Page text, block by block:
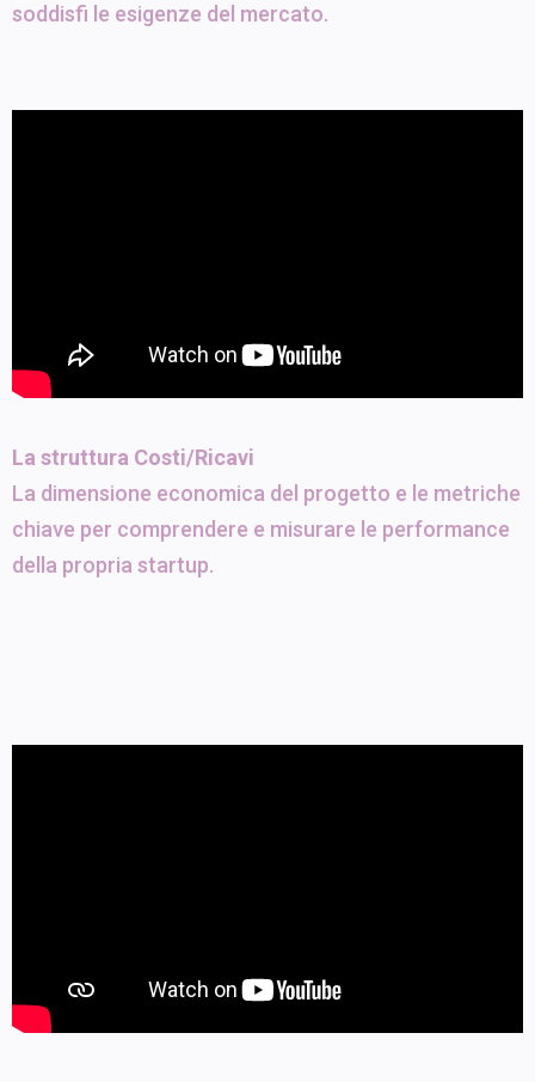
soddisfi le esigenze del mercato.
La struttura Costi/Ricavi
La dimensione economica del progetto e le metriche
chiave per comprendere e misurare le performance
della propria startup.